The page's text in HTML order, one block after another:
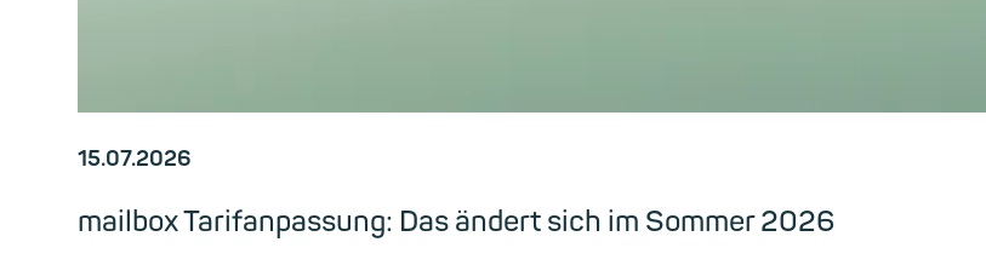
15.07.2026
mailbox Tarifanpassung: Das ändert sich im Sommer 2026